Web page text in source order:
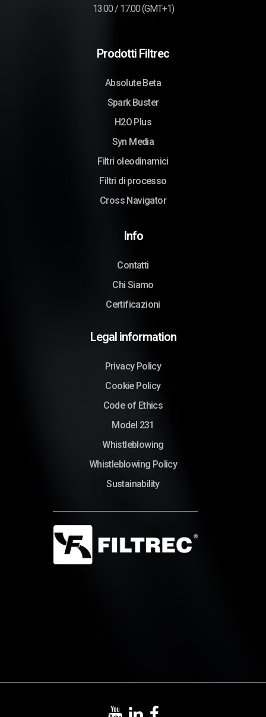
13.00 / 17.00 (GMT+1)
Prodotti Filtrec
Absolute Beta
Spark Buster
H2O Plus
Syn Media
Filtri oleodinamici
Filtri di processo
Cross Navigator
Info
Contatti
Chi Siamo
Certificazioni
Legal information
Privacy Policy
Cookie Policy
Code of Ethics
Model 231
Whistleblowing
Whistleblowing Policy
Sustainability